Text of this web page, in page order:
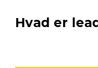
Hvad er